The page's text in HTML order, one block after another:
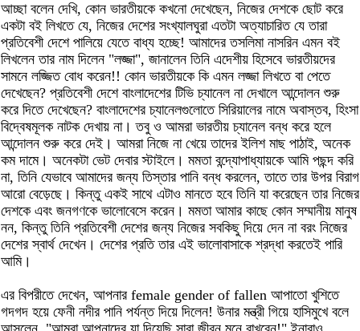
আচ্ছা বলেন দেখি, কোন ভারতীয়কে কখনো দেখেছেন, নিজের দেশকে ছোট করে
একটা বই লিখতে যে, নিজের দেশের সংখ্যালঘুরা এতটা অত্যাচারিত যে তারা
প্রতিবেশী দেশে পালিয়ে যেতে বাধ্য হচ্ছে! আমাদের তসলিমা নাসরিন এমন বই
লিখলেন তার নাম দিলেন "লজ্জা", জানালেন তিনি এদেশীয় হিসেবে ভারতীয়দের
সামনে লজ্জিত বোধ করেন!! কোন ভারতীয়কে কি এমন লজ্জা লিখতে বা পেতে
দেখেছেন? প্রতিবেশী দেশে বাংলাদেশের টিভি চ্যানেল না দেখালে আন্দোলন শুরু
করে দিতে দেখেছেন? বাংলাদেশের চ্যানেলগুলোতে সিরিয়ালের নামে অবাস্তব, হিংসা
বিদ্বেষমূলক নাটক দেখায় না। তবু ও আমরা ভারতীয় চ্যানেল বন্ধ করে হলে
আন্দোলন শুরু করে দেই।‌ আমরা নিজে না খেয়ে তাদের ইলিশ মাছ পাঠাই, অনেক
কম দামে। অনেকটা ভেট দেবার স্টাইলে। মমতা বন্দ্যোপাধ্যায়কে আমি পছন্দ করি
না, তিনি যেভাবে আমাদের জন্য তিস্তার পানি বন্ধ করলেন, তাতে তার উপর বিরাগ
আরো বেড়েছে। কিন্তু একই সাথে এটাও মানতে হবে তিনি যা করেছেন তার নিজের
দেশকে এবং জনগণকে ভালোবেসে করেন। মমতা আমার কাছে কোন সম্মানীয় মানুষ
নন, কিন্তু তিনি প্রতিবেশী দেশের জন্য নিজের সবকিছু দিয়ে দেন না বরং নিজের
দেশের স্বার্থ দেখেন। দেশের প্রতি তার এই ভালোবাসাকে শ্রদ্ধা করতেই পারি
আমি।
এর বিপরীতে দেখেন, আপনার female gender of fallen আপাতো খুশিতে
গদগদ হয়ে ফেনী নদীর পানি পর্যন্ত দিয়ে দিলেন! উনার মন্ত্রী গিয়ে হাসিমুখে বলে